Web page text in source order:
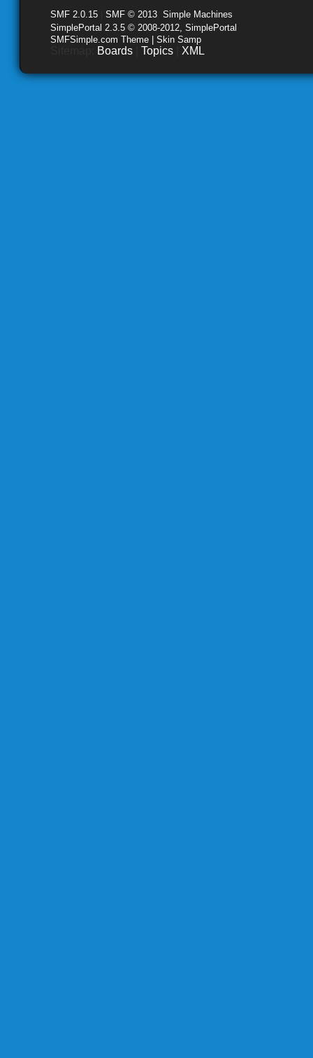
SMF 2.0.15 SMF © 2013 Simple Machines
SimplePortal 2.3.5 © 2008-2012, SimplePortal
SMFSimple.com Theme | Skin Samp
Boards Topics XML